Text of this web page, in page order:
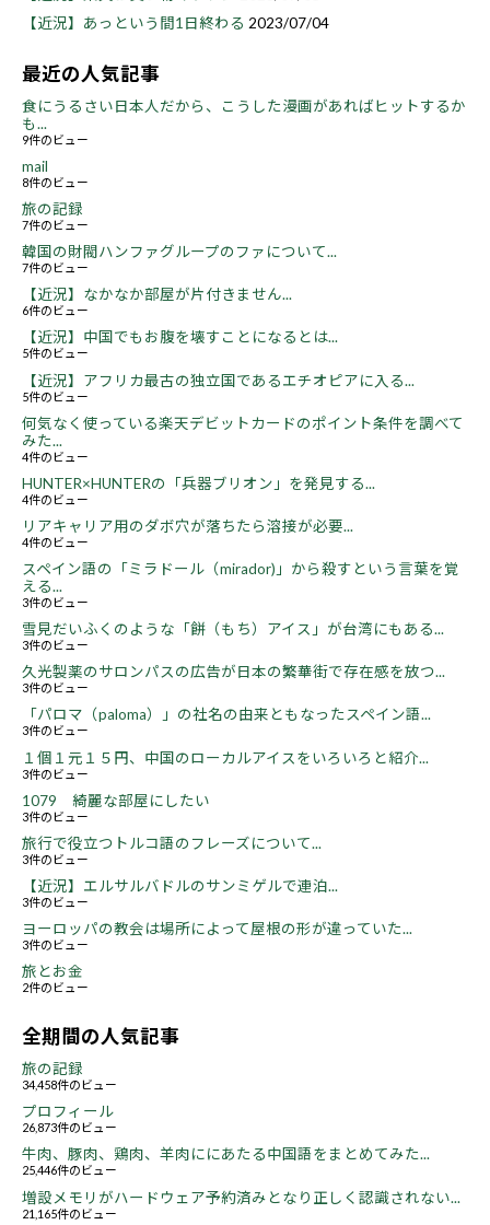
【近況】あっという間1日終わる 2023/07/04
最近の人気記事
食にうるさい日本人だから、こうした漫画があればヒットするか
も...
9件のビュー
mail
8件のビュー
旅の記録
7件のビュー
韓国の財閥ハンファグループのファについて...
7件のビュー
【近況】なかなか部屋が片付きません...
6件のビュー
【近況】中国でもお腹を壊すことになるとは...
5件のビュー
【近況】アフリカ最古の独立国であるエチオピアに入る...
5件のビュー
何気なく使っている楽天デビットカードのポイント条件を調べて
みた...
4件のビュー
HUNTER×HUNTERの「兵器ブリオン」を発見する...
4件のビュー
リアキャリア用のダボ穴が落ちたら溶接が必要...
4件のビュー
スペイン語の「ミラドール（mirador)」から殺すという言葉を覚
える...
3件のビュー
雪見だいふくのような「餅（もち）アイス」が台湾にもある...
3件のビュー
久光製薬のサロンパスの広告が日本の繁華街で存在感を放つ...
3件のビュー
「パロマ（paloma）」の社名の由来ともなったスペイン語...
3件のビュー
１個１元１５円、中国のローカルアイスをいろいろと紹介...
3件のビュー
1079 綺麗な部屋にしたい
3件のビュー
旅行で役立つトルコ語のフレーズについて...
3件のビュー
【近況】エルサルバドルのサンミゲルで連泊...
3件のビュー
ヨーロッパの教会は場所によって屋根の形が違っていた...
3件のビュー
旅とお金
2件のビュー
全期間の人気記事
旅の記録
34,458件のビュー
プロフィール
26,873件のビュー
牛肉、豚肉、鶏肉、羊肉ににあたる中国語をまとめてみた...
25,446件のビュー
増設メモリがハードウェア予約済みとなり正しく認識されない...
21,165件のビュー